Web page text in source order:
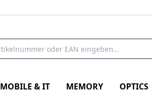
MOBILE & IT MEMORY OPTICS